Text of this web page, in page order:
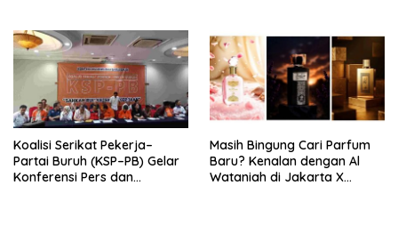
Tema: “Penguatan dan
Pengembangan Organisasi
KBI yang Berbasis Riset di
seluruh Indonesia dan
Mancanegara”.
Koalisi Serikat Pekerja–
Partai Buruh (KSP–PB) Gelar
Konferensi Pers dan
Masih Bingung Cari Parfum
Baru? Kenalan dengan Al
Wataniah di Jakarta X